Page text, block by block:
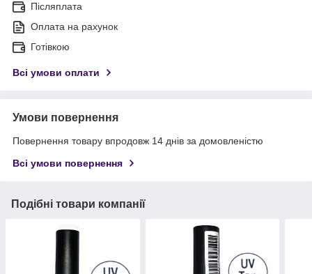
Післяплата
Оплата на рахунок
Готівкою
Всі умови оплати
Умови повернення
Повернення товару впродовж 14 днів за домовленістю
Всі умови повернення
Подібні товари компанії